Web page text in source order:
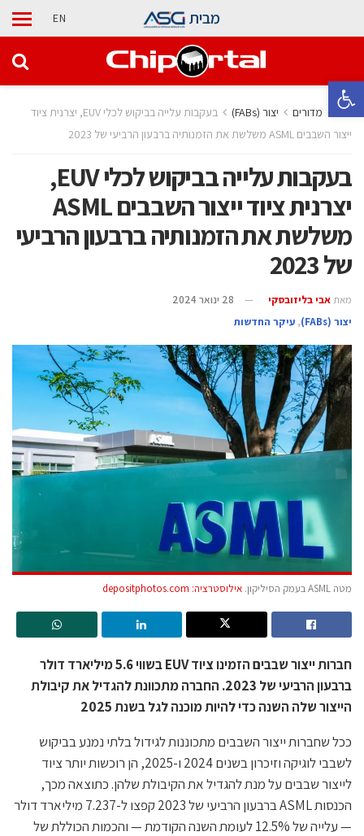
פתח סרגל נגישות
מבית EN
בית מדורים ‫יצור (‪(FABs‬‬
בעקבות עלייה בביקוש לכלי EUV, יצרנית ציוד
ייצור השבבים ASML משלשת את הזמנותיה ברבעון הרביעי של 2023
בעקבות עלייה בביקוש לכלי EUV,
יצרנית ציוד ייצור השבבים ASML
משלשת את הזמנותיה ברבעון הרביעי
של 2023
מאת אבי בליזובסקי
28 ינואר 2024
‫יצור (‪(FABs‬‬
, עיקר החדשות
מטה ASML בעמק הסיליקון. אילוסטרציה: depositphotos.com
חברות ייצור שבבים הזמינו ציוד EUV בשווי 5.6 מיליארד דולר
ברבעון הרביעי של 2023. החברה מתכוונת להגדיל את קיבולת
הייצור שלה השנה כדי להיות מוכנה לגל בשנת 2025
ככל שחברות ייצור השבבים מתכוננות לגידול בלתי נמנע בביקוש
לשבבי לוגיקה וזיכרון בשנים 2024 ו-2025, הן רוכשות יותר ציוד
לייצור שבבים על מנת להגדיל את הקיבולת שלהן. כתוצאה מכך,
הכנסות ASML ברבעון הרביעי של 2023 קפצו ל-7.237 מיליארד דולר
— עלייה של 12.5% לעומת השנה הקודמת — והכמות הכוללת של